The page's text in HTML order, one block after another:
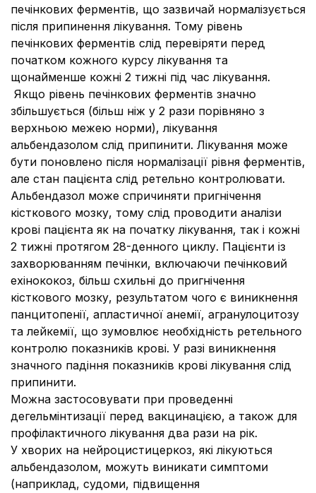
печінкових ферментів, що зазвичай нормалізується
після припинення лікування. Тому рівень
печінкових ферментів слід перевіряти перед
початком кожного курсу лікування та
щонайменше кожні 2 тижні під час лікування.
Якщо рівень печінкових ферментів значно
збільшується (більш ніж у 2 рази порівняно з
верхньою межею норми), лікування
альбендазолом слід припинити. Лікування може
бути поновлено після нормалізації рівня ферментів,
але стан пацієнта слід ретельно контролювати.
Альбендазол може спричиняти пригнічення
кісткового мозку, тому слід проводити аналізи
крові пацієнта як на початку лікування, так і кожні
2 тижні протягом 28-денного циклу. Пацієнти із
захворюванням печінки, включаючи печінковий
ехінококоз, більш схильні до пригнічення
кісткового мозку, результатом чого є виникнення
панцитопенії, апластичної анемії, агранулоцитозу
та лейкемії, що зумовлює необхідність ретельного
контролю показників крові. У разі виникнення
значного падіння показників крові лікування слід
припинити.
Можна застосовувати при проведенні
дегельмінтизації перед вакцинацією, а також для
профілактичного лікування два рази на рік.
У хворих на нейроцистицеркоз, які лікуються
альбендазолом, можуть виникати симптоми
(наприклад, судоми, підвищення